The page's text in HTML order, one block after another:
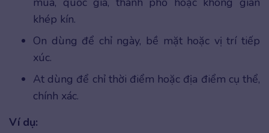
khép kín.
On dùng để chỉ ngày, bề mặt hoặc vị trí tiếp
xúc.
At dùng để chỉ thời điểm hoặc địa điểm cụ thể,
chính xác.
Ví dụ: